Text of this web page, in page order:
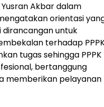
Akbar dalam
orientasi
dirancangan untuk
terhadap
tugas sehingga PPPK
bertanggung
memberikan pelayanan